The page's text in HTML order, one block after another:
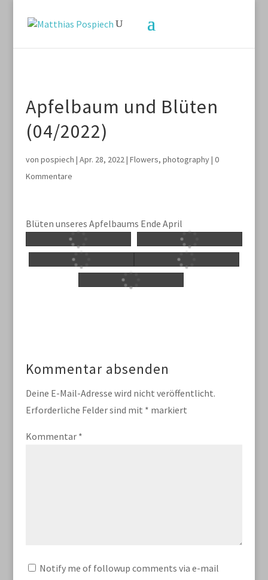
Apfelbaum und Blüten
(04/2022)
von pospiech | Apr. 28, 2022| Flowers, photography| 0
Kommentare
Blüten unseres Apfelbaums Ende April
Kommentar absenden
Deine E-Mail-Adresse wird nicht veröffentlicht.
Erforderliche Felder sind mit * markiert
Kommentar *
Notify me of followup comments via e-mail